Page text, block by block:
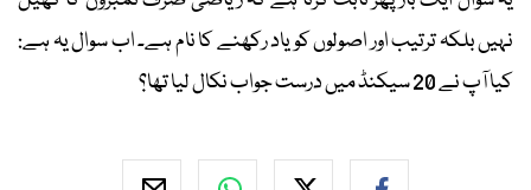
نہیں بلکہ ترتیب اور اصولوں کو یاد رکھنے کا نام ہے۔ اب سوال یہ ہے:
کیا آپ نے 20 سیکنڈ میں درست جواب نکال لیا تھا؟